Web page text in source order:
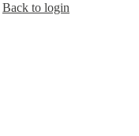
Back to login